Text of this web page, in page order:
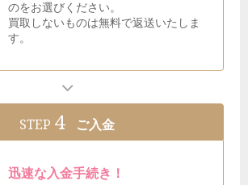
のをお選びください。
買取しないものは無料で返送いたしま
す。
STEP 4 ご入金
迅速な入金手続き！